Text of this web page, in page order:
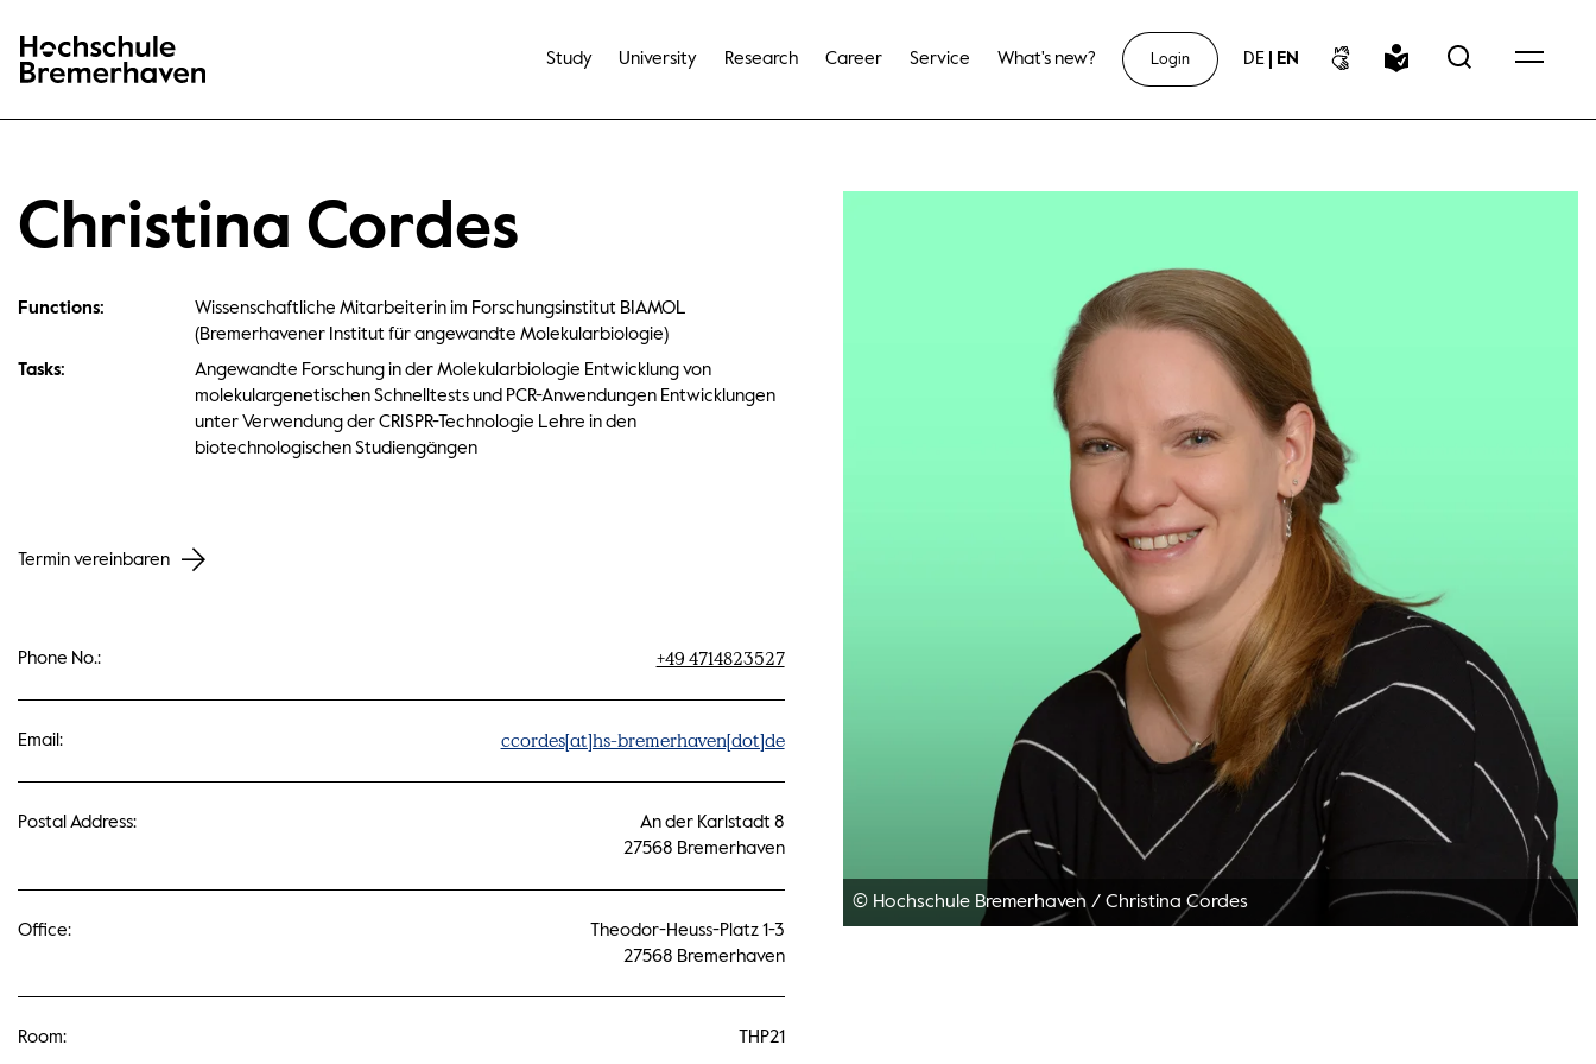
Hochschule Bremerhaven
Study University Research Career Service What's new? Login DE EN
Christina Cordes
Functions:
Wissenschaftliche Mitarbeiterin im Forschungsinstitut BIAMOL
(Bremerhavener Institut für angewandte Molekularbiologie)
Tasks:
Angewandte Forschung in der Molekularbiologie Entwicklung von
molekulargenetischen Schnelltests und PCR-Anwendungen Entwicklungen
unter Verwendung der CRISPR-Technologie Lehre in den
biotechnologischen Studiengängen
Termin vereinbaren
Phone No.: +49 4714823527
Email: ccordes[at]hs-bremerhaven[dot]de
Postal Address:
An der Karlstadt 8
27568 Bremerhaven
Office:
Theodor-Heuss-Platz 1-3
27568 Bremerhaven
Room: THP21
© Hochschule Bremerhaven /Christina Cordes